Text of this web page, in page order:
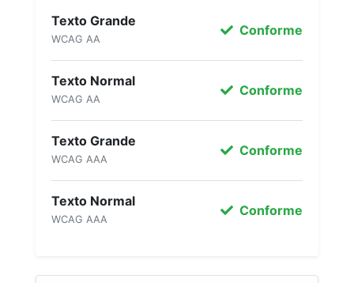
Texto Grande
WCAG AA
Conforme
Texto Normal
WCAG AA
Conforme
Texto Grande
WCAG AAA
Conforme
Texto Normal
WCAG AAA
Conforme